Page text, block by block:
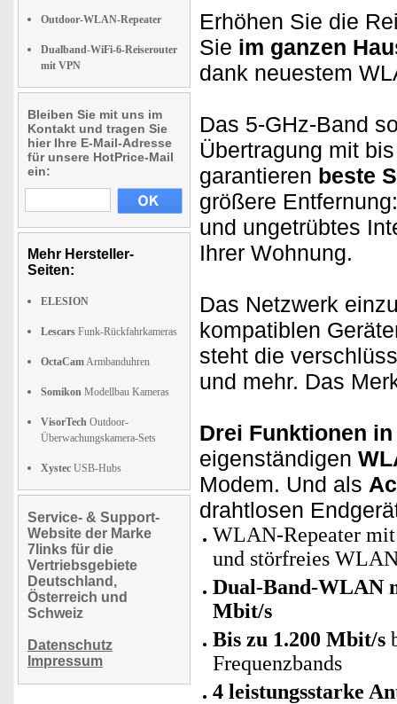
Outdoor-WLAN-Repeater
Dualband-WiFi-6-Reiserouter
mit VPN
Bleiben Sie mit uns im
Kontakt und tragen Sie
hier Ihre E-Mail-Adresse
für unsere HotPrice-Mail
ein:
Mehr Hersteller-
Seiten:
ELESION
Lescars Funk-Rückfahrkameras
OctaCamArmbanduhren
Somikon Modellbau Kameras
VisorTech Outdoor-
Überwachungskamera-Sets
Xystec USB-Hubs
Service- & Support-
Website der Marke
7links für die
Vertriebsgebiete
Deutschland,
Österreich und
Schweiz
Datenschutz
Impressum
Erhöhen Sie die
Sie im ganzen
dank neuestem
Das 5-GHz-Band
Übertragung mit
garantieren beste
größere Entfernung
und ungetrübtes
Ihrer Wohnung.
Das Netzwerk
kompatiblen
steht die
und mehr. Das
Drei Funktionen
eigenständigen
Modem. Und als
drahtlosen
WLAN-Repeater
und störfreies
Dual-Band-WLAN
Mbit/s
Bis zu 1.200 Mbit/s
Frequenzbands
4 leistungsstarke